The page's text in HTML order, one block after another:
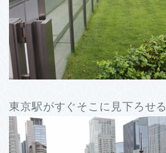
東京駅がすぐそこに見下ろせる